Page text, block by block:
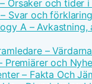
Orsaker och tider
Svar och förklaring
A –
–
Premiärer och
– Fakta Och